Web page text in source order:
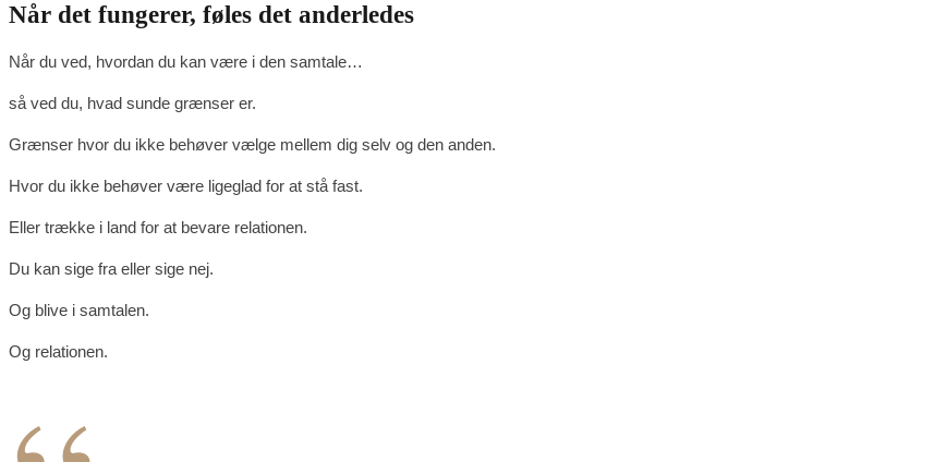
Når det fungerer, føles det anderledes
Når du ved, hvordan du kan være i den samtale…
så ved du, hvad sunde grænser er.
Grænser hvor du ikke behøver vælge mellem dig selv og den anden.
Hvor du ikke behøver være ligeglad for at stå fast.
Eller trække i land for at bevare relationen.
Du kan sige fra eller sige nej.
Og blive i samtalen.
Og relationen.